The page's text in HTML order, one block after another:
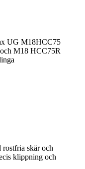
UG M18HCC75
M18 HCC75R
rostfria skär och
klippning och